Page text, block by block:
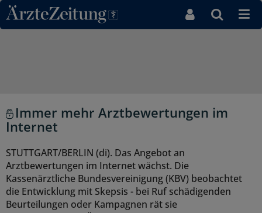
Direkt zum Inhaltsbereich
Immer mehr Arztbewertungen im
Internet
STUTTGART/BERLIN (di). Das Angebot an
Arztbewertungen im Internet wächst. Die
Kassenärztliche Bundesvereinigung (KBV) beobachtet
die Entwicklung mit Skepsis - bei Ruf schädigenden
Beurteilungen oder Kampagnen rät sie